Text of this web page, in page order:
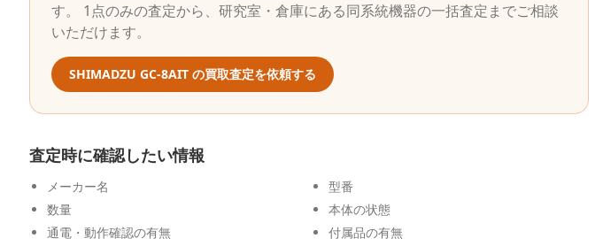
す。 1点のみの査定から、研究室・倉庫にある同系統機器の一括査定までご相談
いただけます。
SHIMADZU GC-8AIT の買取査定を依頼する
査定時に確認したい情報
メーカー名
型番
数量
本体の状態
通電・動作確認の有無
付属品の有無